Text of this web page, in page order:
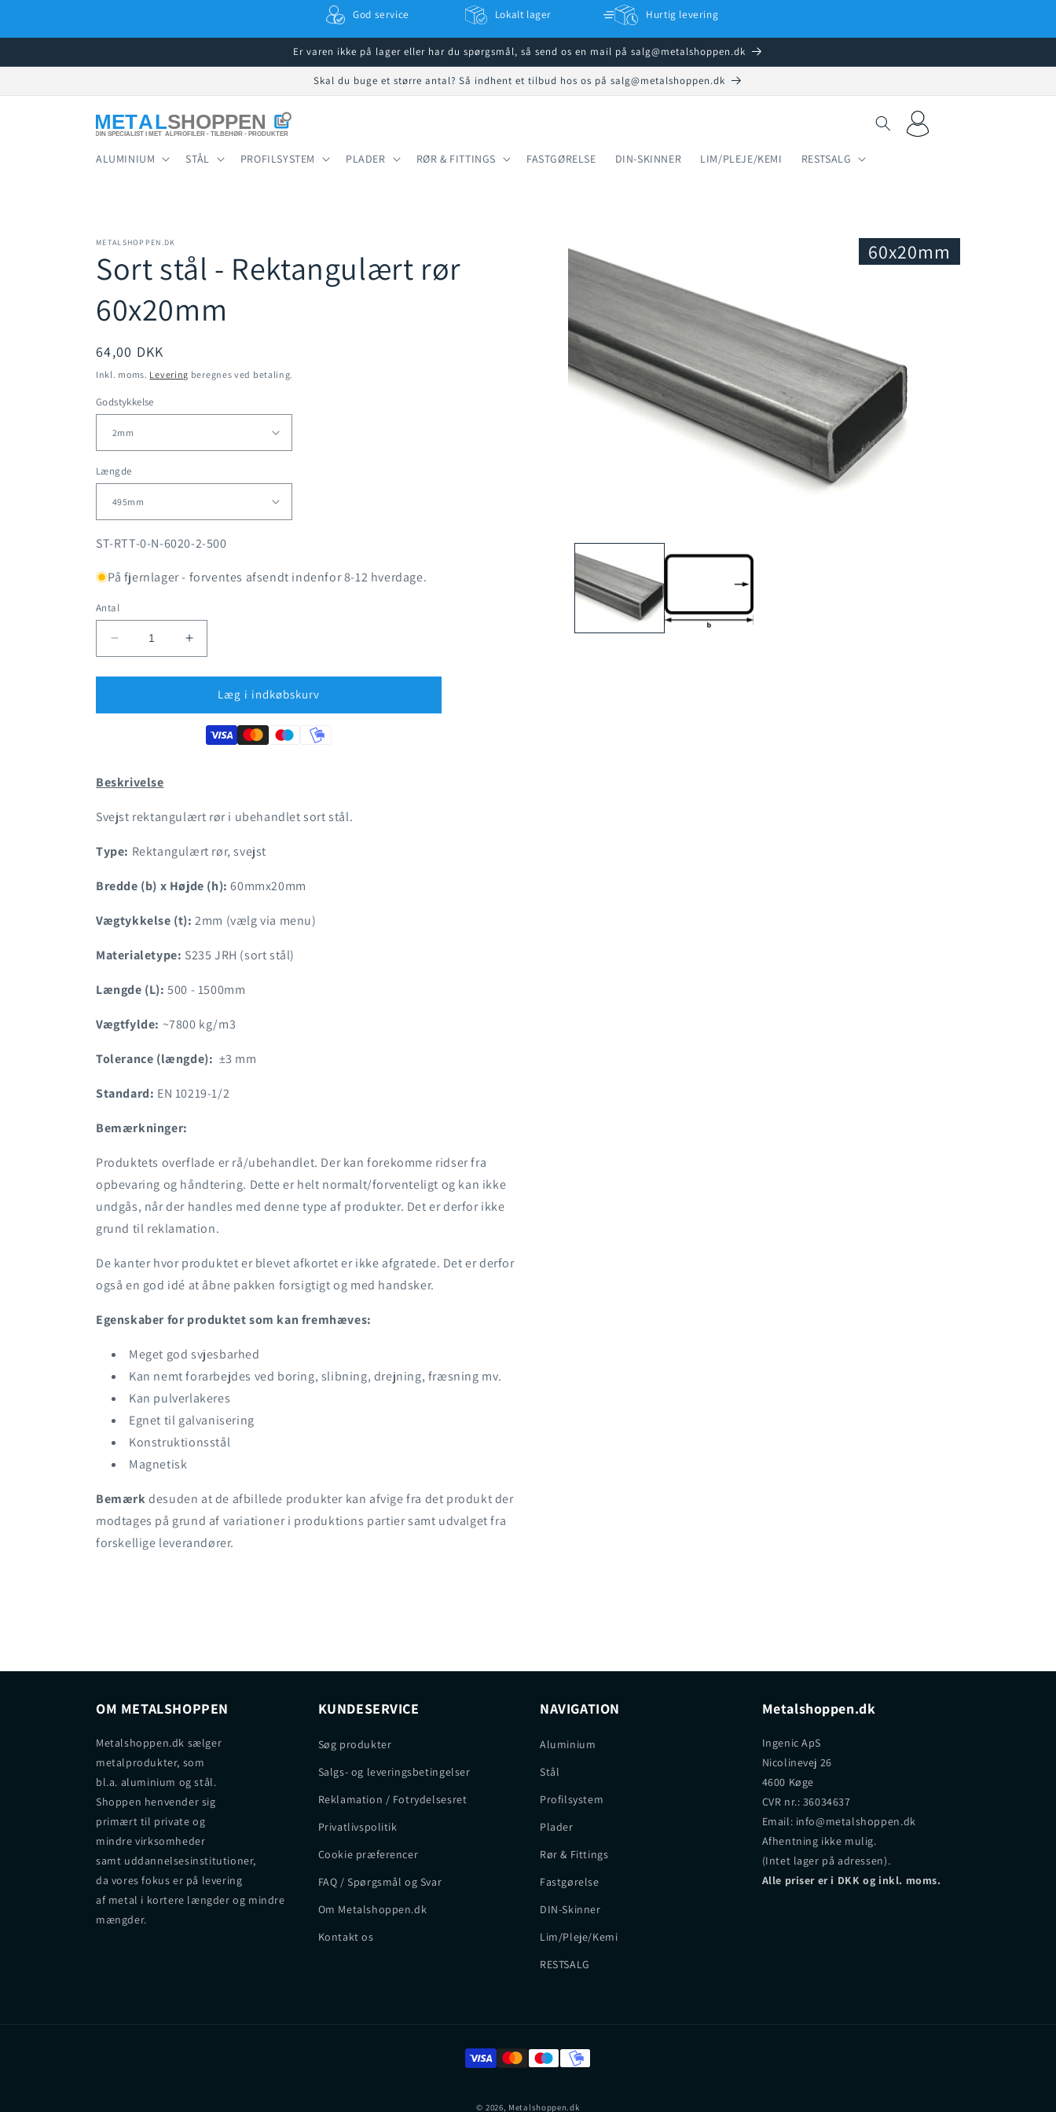
God service Lokalt lager Hurtig levering
Er varen ikke på lager eller har du spørgsmål, så send os en mail på salg@metalshoppen.dk
Skal du buge et større antal? Så indhent et tilbud hos os på salg@metalshoppen.dk
ALUMINIUM STÅL PROFILSYSTEM PLADER RØR & FITTINGS FASTGØRELSE DIN-SKINNER LIM/PLEJE/KEMI RESTSALG
Log
ind
Indkøbskurv
METALSHOPPEN.DK
Sort stål - Rektangulært rør
60x20mm
Normalpris
64,00 DKK
Inkl. moms. Levering beregnes ved betaling.
Godstykkelse
Længde
SKU:
ST-RTT-0-N-6020-2-500
På fjernlager - forventes afsendt indenfor 8-12 hverdage.
Antal
Reducer
antallet
for
stål
60x20mm
Øg
antallet
for
stål
Rektangulært
Læg i indkøbskurv
Beskrivelse
Svejst rektangulært rør i ubehandlet sort stål.
Type: Rektangulært rør, svejst
Bredde (b) x Højde (h): 60mmx20mm
Vægtykkelse (t): 2mm (vælg via menu)
Materialetype: S235 JRH (sort stål)
Længde (L): 500 - 1500mm
Vægtfylde: ~7800 kg/m3
Tolerance (længde): ±3 mm
Standard: EN 10219-1/2
Bemærkninger:
Produktets overflade er rå/ubehandlet. Der kan forekomme ridser fra
opbevaring og håndtering. Dette er helt normalt/forventeligt og kan ikke
undgås, når der handles med denne type af produkter. Det er derfor ikke
grund til reklamation.
De kanter hvor produktet er blevet afkortet er ikke afgratede. Det er derfor
også en god idé at åbne pakken forsigtigt og med handsker.
Egenskaber for produktet som kan fremhæves:
Meget god svjesbarhed
Kan nemt forarbejdes ved boring, slibning, drejning, fræsning mv.
Kan pulverlakeres
Egnet til galvanisering
Konstruktionsstål
Magnetisk
Bemærk desuden at de afbillede produkter kan afvige fra det produkt der
modtages på grund af variationer i produktions partier samt udvalget fra
forskellige leverandører.
60x20mm
OM METALSHOPPEN
Metalshoppen.dk sælger
metalprodukter, som
bl.a. aluminium og stål.
Shoppen henvender sig
primært til private og
mindre virksomheder
samt uddannelsesinstitutioner,
da vores fokus er på levering
af metal i kortere længder og mindre
mængder.
KUNDESERVICE
Søg produkter
Salgs- og leveringsbetingelser
Reklamation / Fotrydelsesret
Privatlivspolitik
Cookie præferencer
FAQ / Spørgsmål og Svar
Om Metalshoppen.dk
Kontakt os
NAVIGATION
Aluminium
Stål
Profilsystem
Plader
Rør & Fittings
Fastgørelse
DIN-Skinner
Lim/Pleje/Kemi
RESTSALG
Metalshoppen.dk
Ingenic ApS
Nicolinevej 26
4600 Køge
CVR nr.: 36034637
Email: info@metalshoppen.dk
Afhentning ikke mulig.
(Intet lager på adressen).
Alle priser er i DKK og inkl. moms.
© 2026, Metalshoppen.dk